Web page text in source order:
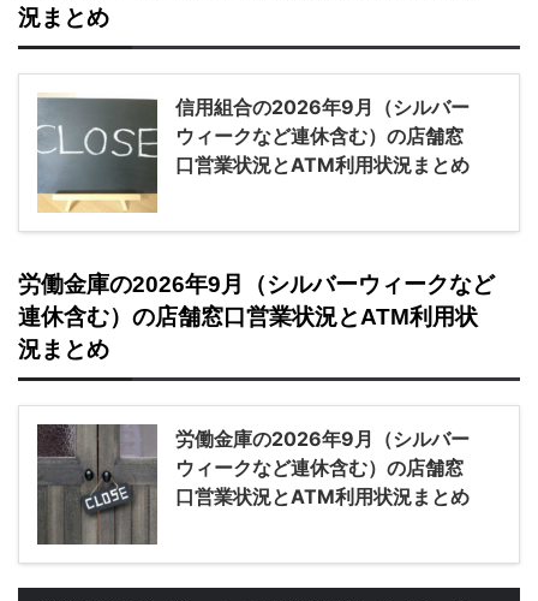
況まとめ
信用組合の2026年9月（シルバー
ウィークなど連休含む）の店舗窓
口営業状況とATM利用状況まとめ
労働金庫の2026年9月（シルバーウィークなど
連休含む）の店舗窓口営業状況とATM利用状
況まとめ
労働金庫の2026年9月（シルバー
ウィークなど連休含む）の店舗窓
口営業状況とATM利用状況まとめ